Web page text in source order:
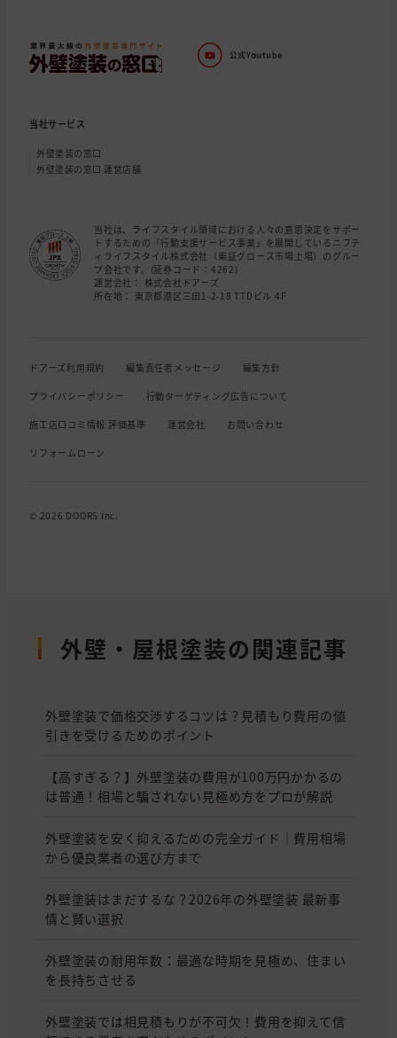
当社サービス
外壁塗装の窓口
外壁塗装の窓口 運営店舗
当社は、ライフスタイル領域における人々の意思決定をサポー
トするための「行動支援サービス事業」を展開しているニフテ
ィライフスタイル株式会社（東証グロース市場上場）のグルー
プ会社です。(証券コード：4262)
運営会社： 株式会社ドアーズ
所在地： 東京都港区三田1-2-18 TTDビル 4F
ドアーズ利用規約 編集責任者メッセージ 編集方針
プライバシーポリシー 行動ターゲティング広告について
施工店口コミ情報 評価基準 運営会社 お問い合わせ
リフォームローン
© 2026 DOORS Inc.
外壁・屋根塗装の関連記事
外壁塗装で価格交渉するコツは？見積もり費用の値
引きを受けるためのポイント
【高すぎる？】外壁塗装の費用が100万円かかるの
は普通！相場と騙されない見極め方をプロが解説
外壁塗装を安く抑えるための完全ガイド｜費用相場
から優良業者の選び方まで
外壁塗装はまだするな？2026年の外壁塗装 最新事
情と賢い選択
外壁塗装の耐用年数：最適な時期を見極め、住まい
を長持ちさせる
外壁塗装では相見積もりが不可欠！費用を抑えて信